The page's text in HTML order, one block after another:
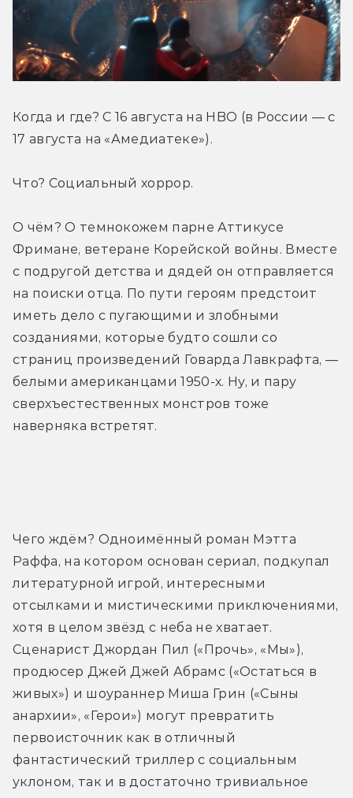
Когда и где? С 16 августа на HBO (в России — с
17 августа на «Амедиатеке»).
Что? Социальный хоррор.
О чём? О темнокожем парне Аттикусе
Фримане, ветеране Корейской войны. Вместе
с подругой детства и дядей он отправляется
на поиски отца. По пути героям предстоит
иметь дело с пугающими и злобными
созданиями, которые будто сошли со
страниц произведений Говарда Лавкрафта, —
белыми американцами 1950-х. Ну, и пару
сверхъестественных монстров тоже
наверняка встретят.
Чего ждём? Одноимённый роман Мэтта
Раффа, на котором основан сериал, подкупал
литературной игрой, интересными
отсылками и мистическими приключениями,
хотя в целом звёзд с неба не хватает.
Сценарист Джордан Пил («Прочь», «Мы»),
продюсер Джей Джей Абрамс («Остаться в
живых») и шоураннер Миша Грин («Сыны
анархии», «Герои») могут превратить
первоисточник как в отличный
фантастический триллер с социальным
уклоном, так и в достаточно тривиальное